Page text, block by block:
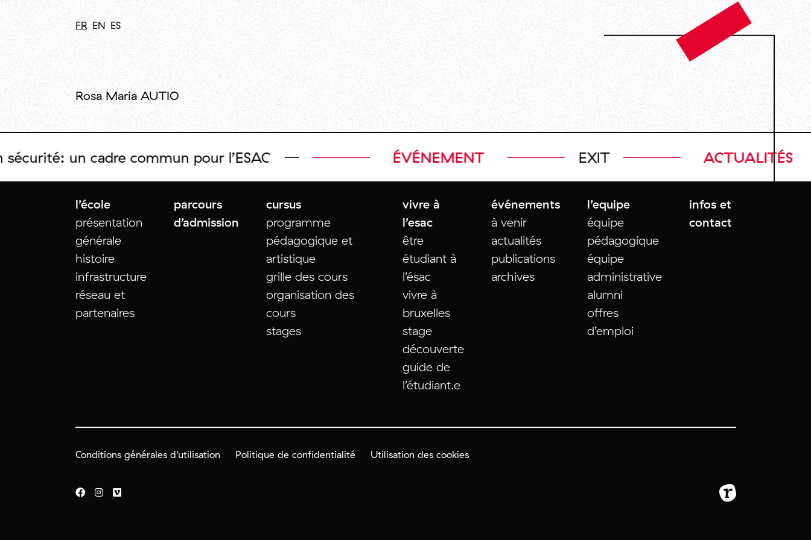
FR EN ES
Rosa Maria AUTIO
un cadre commun pour l’ESAC ÉVÉNEMENT EXIT ACTUALITÉS
l’école
présentation
générale
histoire
infrastructure
réseau et
partenaires
parcours
d’admission
cursus
programme
pédagogique et
artistique
grille des cours
organisation des
cours
stages
vivre à
l’esac
être
étudiant à
l’ésac
vivre à
bruxelles
stage
découverte
guide de
l’étudiant.e
événements
à venir
actualités
publications
archives
l’equipe
équipe
pédagogique
équipe
administrative
alumni
offres
d’emploi
infos et
contact
Conditions générales d’utilisation Politique de confidentialité Utilisation des cookies